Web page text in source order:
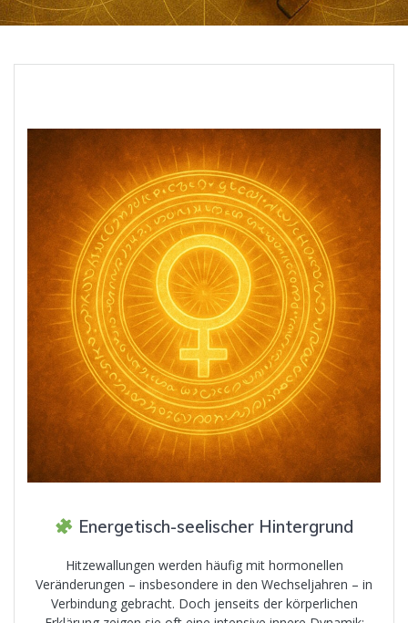
Energetisch-seelischer Hintergrund
Hitzewallungen werden häufig mit hormonellen
Veränderungen – insbesondere in den Wechseljahren – in
Verbindung gebracht. Doch jenseits der körperlichen